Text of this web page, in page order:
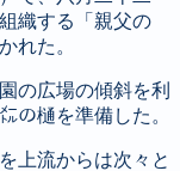
織する「親父の
れた。
の広場の傾斜を利
の樋を準備した。
上流からは次々と